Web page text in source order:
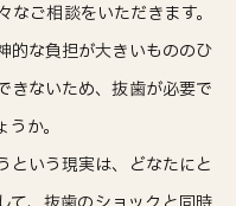
ご相談をいただきます。
的な負担が大きいもののひ
きないため、抜歯が必要で
か。
という現実は、どなたにと